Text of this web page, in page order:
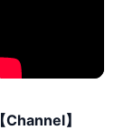
【Channel】